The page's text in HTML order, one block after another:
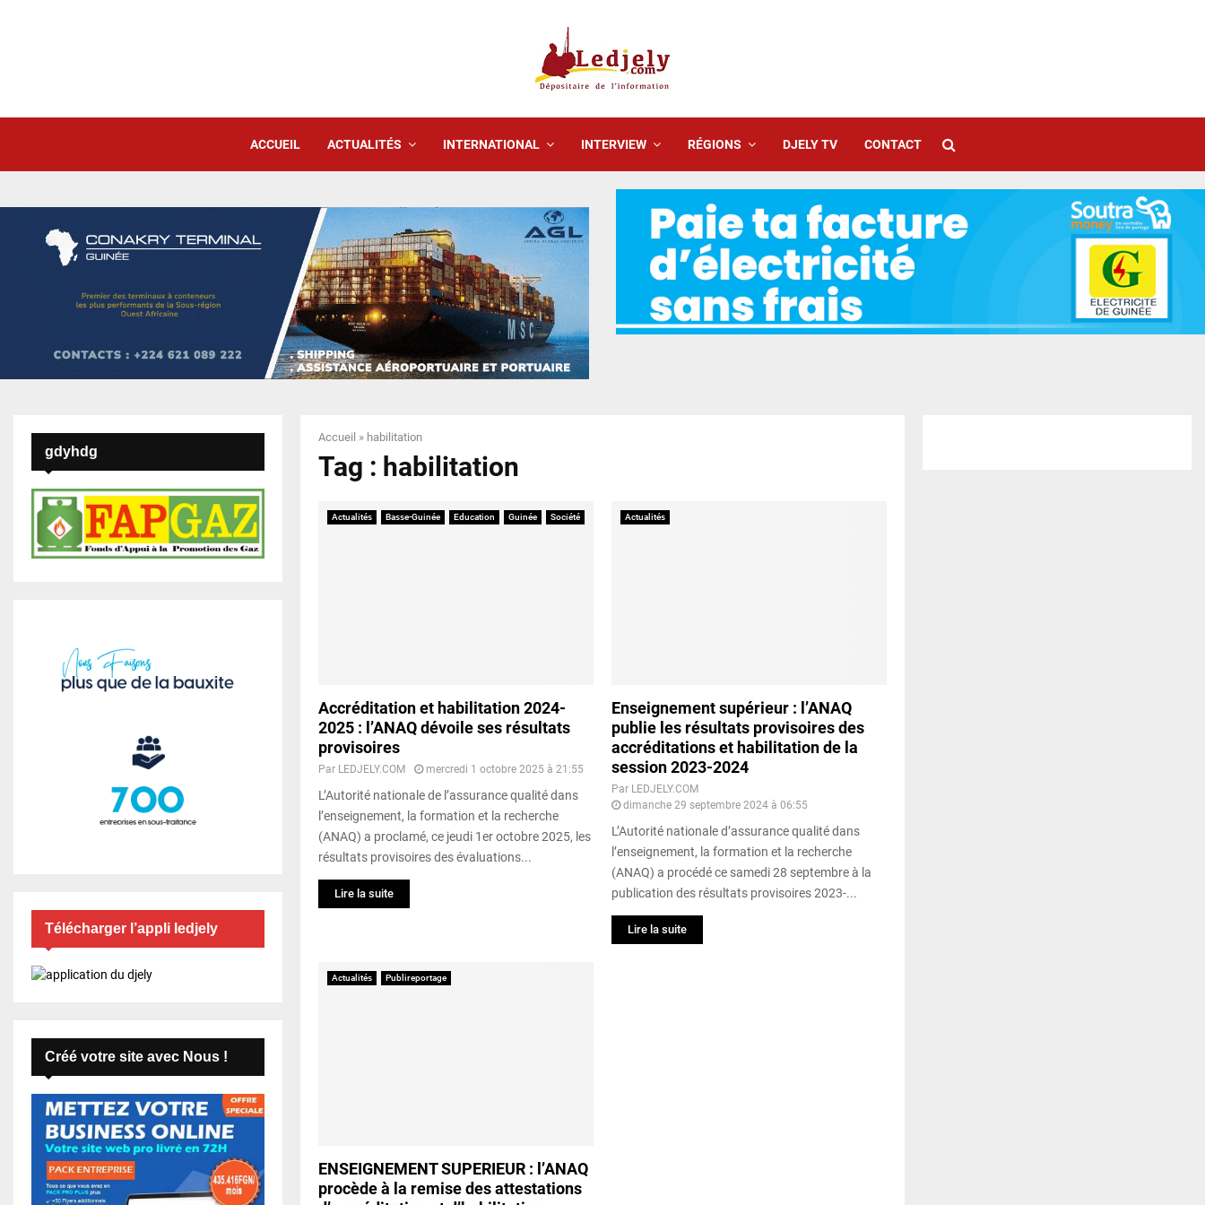
ACCUEIL ACTUALITÉS INTERNATIONAL INTERVIEW RÉGIONS DJELY TV CONTACT
Accueil » habilitation
Tag : habilitation
Actualités Basse-Guinée Education Guinée Société
Accréditation et habilitation 2024-
2025 : l’ANAQ dévoile ses résultats
provisoires
Par LEDJELY.COM mercredi 1 octobre 2025 à 21:55
L’Autorité nationale de l’assurance qualité dans
l’enseignement, la formation et la recherche
(ANAQ) a proclamé, ce jeudi 1er octobre 2025, les
résultats provisoires des évaluations...
Lire la suite
Actualités
Enseignement supérieur : l’ANAQ
publie les résultats provisoires des
accréditations et habilitation de la
session 2023-2024
Par LEDJELY.COM
dimanche 29 septembre 2024 à 06:55
L’Autorité nationale d’assurance qualité dans
l’enseignement, la formation et la recherche
(ANAQ) a procédé ce samedi 28 septembre à la
publication des résultats provisoires 2023-...
Lire la suite
Actualités Publireportage
ENSEIGNEMENT SUPERIEUR : l’ANAQ
procède à la remise des attestations
gdyhdg
Télécharger l’appli ledjely
Créé votre site avec Nous !